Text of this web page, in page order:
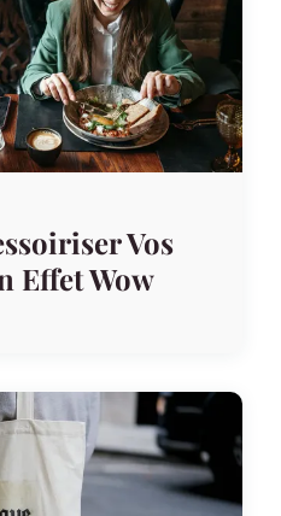
Vos
Effet Wow